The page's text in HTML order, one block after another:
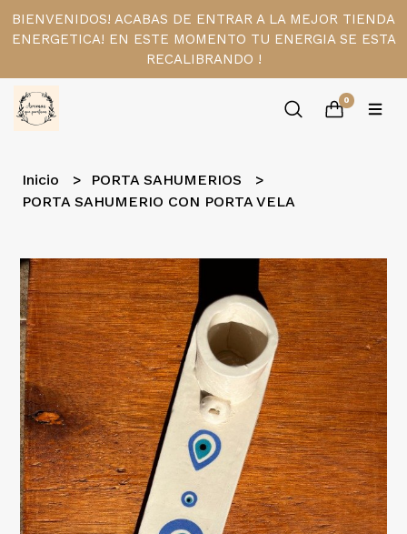
BIENVENIDOS! ACABAS DE ENTRAR A LA MEJOR TIENDA
ENERGETICA! EN ESTE MOMENTO TU ENERGIA SE ESTA
RECALIBRANDO !
0
Inicio
PORTA SAHUMERIOS
PORTA SAHUMERIO CON PORTA VELA